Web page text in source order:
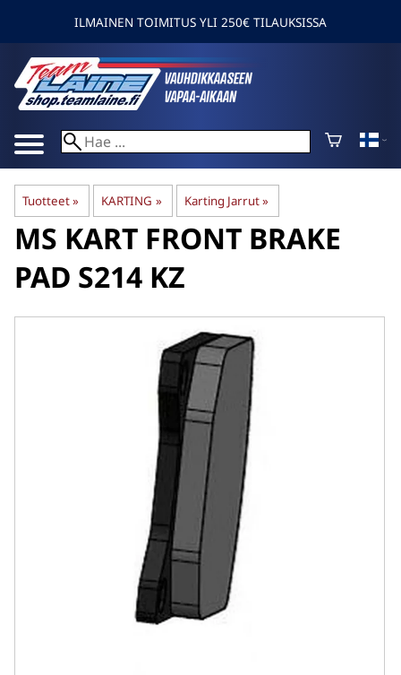
ILMAINEN TOIMITUS YLI 250€ TILAUKSISSA
Tuotteet‪» KARTING ‪» Karting Jarrut‪»
MS KART FRONT BRAKE
PAD S214 KZ